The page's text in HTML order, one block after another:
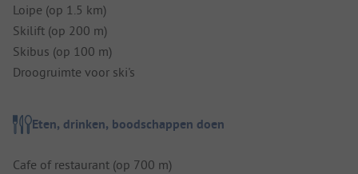
Loipe (op 1.5 km)
Skilift (op 200 m)
Skibus (op 100 m)
Droogruimte voor ski's
Eten, drinken, boodschappen doen
Cafe of restaurant (op 700 m)